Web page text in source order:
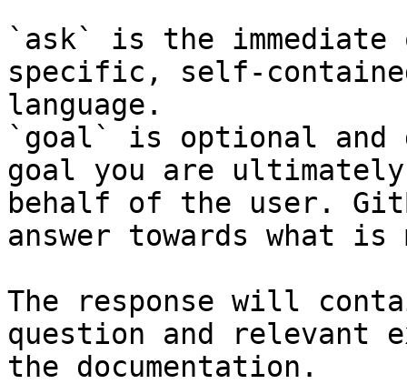
`ask` is the
specific, self-
language.
`goal` is optional and
goal you are
behalf of the user.
answer towards what
The response will
question and relevant
the documentation.